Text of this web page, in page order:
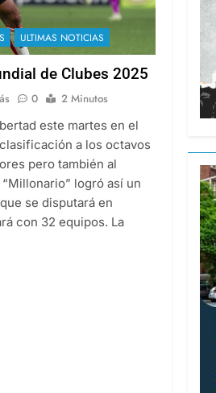
ULTIMAS NOTICIAS
de Clubes 2025
0
2 Minutos
este martes en el
a los octavos
pero también al
logró así un
se disputará en
con 32 equipos. La